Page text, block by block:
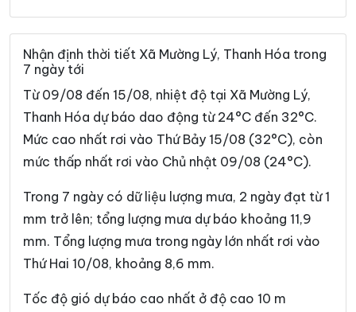
Xã Các Sơn Xã Cẩm Tân
Xã Cẩm Thạch Xã Cẩm Thủy
Xã Cẩm Tú
Xã Cổ Lũng Xã Công Chính
Xã Điền Lư Xã Điền Quang
Xã Định Hòa Xã Định Tân
Xã Đồng Lương Xã Đông Thành
Xã Đồng Tiến Xã Giao An
Xã Hà Long Xã Hà Trung
Xã Hậu Lộc Xã Hiền Kiệt
Nhận định thời tiết Xã Mường Lý, Thanh Hóa trong
7 ngày tới
Từ 09/08 đến 15/08, nhiệt độ tại Xã Mường Lý,
Thanh Hóa dự báo dao động từ 24°C đến 32°C.
Mức cao nhất rơi vào Thứ Bảy 15/08 (32°C), còn
mức thấp nhất rơi vào Chủ nhật 09/08 (24°C).
Trong 7 ngày có dữ liệu lượng mưa, 2 ngày đạt từ 1
mm trở lên; tổng lượng mưa dự báo khoảng 11,9
mm. Tổng lượng mưa trong ngày lớn nhất rơi vào
Thứ Hai 10/08, khoảng 8,6 mm.
Tốc độ gió dự báo cao nhất ở độ cao 10 m